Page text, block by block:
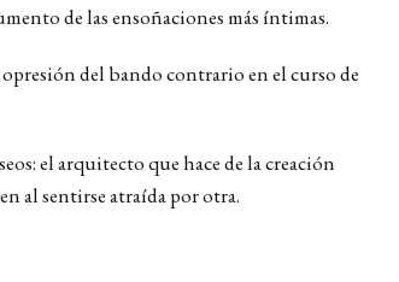
de las ensoñaciones más íntimas.
del bando contrario en el curso de
el arquitecto que hace de la creación
al sentirse atraída por otra.